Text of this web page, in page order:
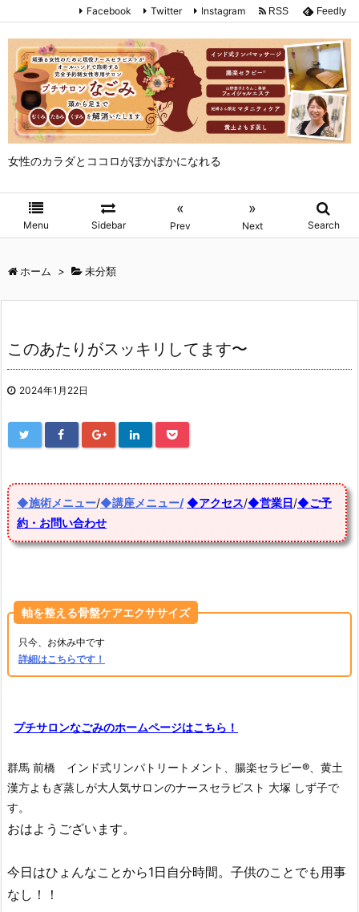
女性のカラダとココロがぽかぽかになれる
Menu Sidebar
«
Prev
»
Next Search
Facebook Twitter Instagram RSS Feedly
ホーム > 未分類
このあたりがスッキリしてます〜
2024年1月22日
◆施術メニュー/◆講座メニュー/ ◆アクセス/◆営業日/◆ご予
約・お問い合わせ
軸を整える骨盤ケアエクササイズ
只今、お休み中です
詳細はこちらです！
プチサロンなごみのホームページはこちら！
群馬 前橋 インド式リンパトリートメント、腸楽セラピー®︎、黄土
漢方よもぎ蒸しが大人気サロンのナースセラピスト 大塚 しず子で
す。
おはようございます。
今日はひょんなことから1日自分時間。子供のことでも用事
なし！！